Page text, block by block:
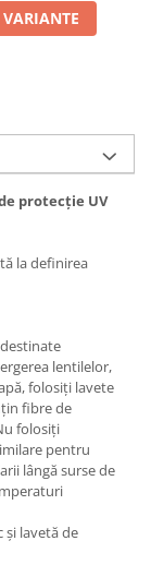
protecție UV
la definirea
lentilelor,
folosiți lavete
fibre de
folosiți
pentru
lângă surse de
și lavetă de